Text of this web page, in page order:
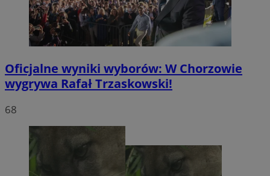
Oficjalne wyniki wyborów: W Chorzowie
wygrywa Rafał Trzaskowski!
68